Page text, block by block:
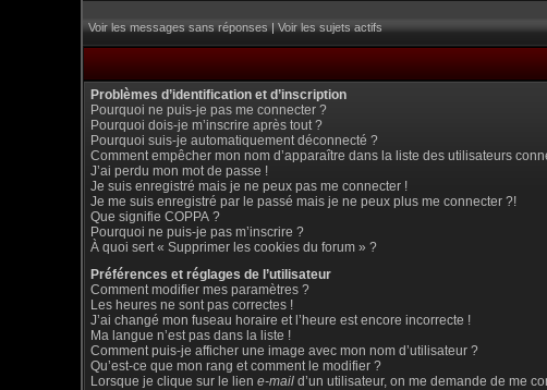
Voir les messages sans réponses|Voir les sujets actifs
Problèmes d’identification et d’inscription
Pourquoi ne puis-je pas me connecter ?
Pourquoi dois-je m’inscrire après tout ?
Pourquoi suis-je automatiquement déconnecté ?
Comment empêcher mon nom d’apparaître dans la liste des utilisateurs
J’ai perdu mon mot de passe !
Je suis enregistré mais je ne peux pas me connecter !
Je me suis enregistré par le passé mais je ne peux plus me connecter ?!
Que signifie COPPA ?
Pourquoi ne puis-je pas m’inscrire ?
À quoi sert « Supprimer les cookies du forum » ?
Préférences et réglages de l’utilisateur
Comment modifier mes paramètres ?
Les heures ne sont pas correctes !
J’ai changé mon fuseau horaire et l’heure est encore incorrecte !
Ma langue n’est pas dans la liste !
Comment puis-je afficher une image avec mon nom d’utilisateur ?
Qu’est-ce que mon rang et comment le modifier ?
Lorsque je clique sur le lien e-mail d’un utilisateur, on me demande de me